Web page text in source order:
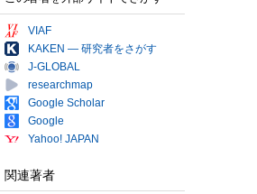
VIAF
KAKEN — 研究者をさがす
J-GLOBAL
researchmap
Google Scholar
Google
Yahoo! JAPAN
関連著者